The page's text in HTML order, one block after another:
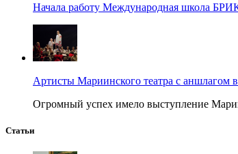
Начала работу Международная школа
Артисты Мариинского театра с аншлагом
Огромный успех имело выступление
Статьи